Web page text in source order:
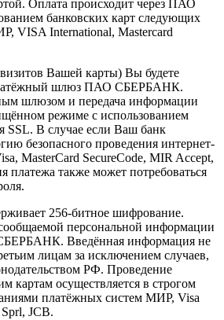
Оплата происходит через ПАО
банковских карт следующих
VISA International, Mastercard
Вашей карты) Вы будете
шлюз ПАО СБЕРБАНК.
шлюзом и передача информации
режиме с использованием
SSL. В случае если Ваш банк
безопасного проведения интернет-
MasterCard SecureCode, MIR Accept,
платежа также может потребоваться
256-битное шифрование.
персональной информации
Введённая информация не
лицам за исключением случаев,
РФ. Проведение
картам осуществляется в строгом
платёжных систем МИР, Visa
JCB.